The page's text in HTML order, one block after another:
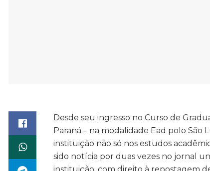
Desde seu ingresso no Curso de
Paraná – na modalidade Ead polo
instituição não só nos estudos
sido notícia por duas vezes no jornal